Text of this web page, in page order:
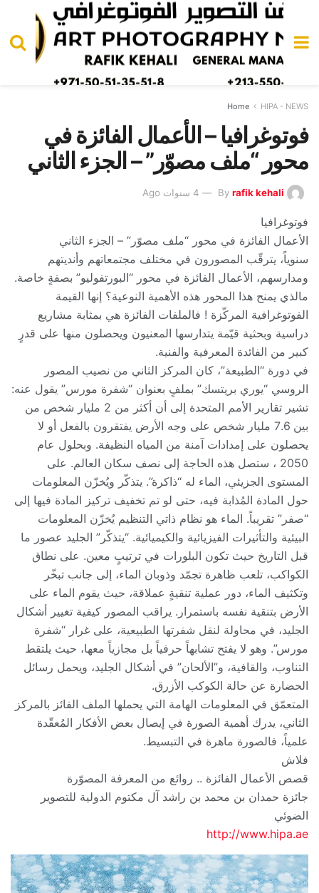
Home HIPA - NEWS
فوتوغرافيا – الأعمال الفائزة في
محور “ملف مصوّر” – الجزء الثاني
By rafik kehali 4 سنوات Ago
فوتوغرافيا
الأعمال الفائزة في محور “ملف مصوّر” – الجزء الثاني
سنوياً، يترقّب المصورون في مختلف مجتمعاتهم وأنديتهم
ومدارسهم، الأعمال الفائزة في محور “البورتفوليو” بصفةٍ خاصة.
مالذي يمنح هذا المحور هذه الأهمية النوعية؟ إنها القيمة
الفوتوغرافية المركّزة ! فالملفات الفائزة هي بمثابة مشاريع
دراسية وبحثية قيّمة يتدارسها المعنيون ويحصلون منها على قدرٍ
كبير من الفائدة المعرفية والفنية.
في دورة “الطبيعة”، كان المركز الثاني من نصيب المصور
الروسي “يوري بريتسك” بملفٍ بعنوان “شفرة مورس” يقول عنه:
تشير تقارير الأمم المتحدة إلى أن أكثر من 2 مليار شخص من
بين 7.6 مليار شخص على وجه الأرض يفتقرون بالفعل أو لا
يحصلون على إمدادات آمنة من المياه النظيفة. وبحلول عام
2050 ، ستصل هذه الحاجة إلى نصف سكان العالم. على
المستوى الجزيئي، الماء له “ذاكرة”. يتذكّر ويُخزّن المعلومات
حول المادة المُذابة فيه، حتى لو تم تخفيف تركيز المادة فيها إلى
“صفر” تقريباً. الماء هو نظام ذاتي التنظيم يُخزّن المعلومات
البيئية والتأثيرات الفيزيائية والكيميائية. “يتذكّر” الجليد عصور ما
قبل التاريخ حيث تكون البلورات في ترتيبٍ معين. على نطاق
الكواكب، تلعب ظاهرة تجمّد وذوبان الماء، إلى جانب تبخّر
وتكثيف الماء، دور عملية تنقيةٍ عملاقة، حيث يقوم الماء على
الأرض بتنقية نفسه باستمرار. يراقب المصور كيفية تغيير أشكال
الجليد، في محاولة لنقل شفرتها الطبيعية، على غرار “شفرة
مورس”. وهو لا يفتح تشابهاً حرفياً بل مجازياً معها، حيث يلتقط
التناوب، والقافية، و”الألحان” في أشكال الجليد، ويحمل رسائل
الحضارة عن حالة الكوكب الأزرق.
المتعمّق في المعلومات الهامة التي يحملها الملف الفائز بالمركز
الثاني، يدرك أهمية الصورة في إيصال بعض الأفكار المُعقّدة
علمياً، فالصورة ماهرة في التبسيط.
فلاش
قصص الأعمال الفائزة .. روائع من المعرفة المصوّرة
جائزة حمدان بن محمد بن راشد آل مكتوم الدولية للتصوير
الضوئي
http://www.hipa.ae